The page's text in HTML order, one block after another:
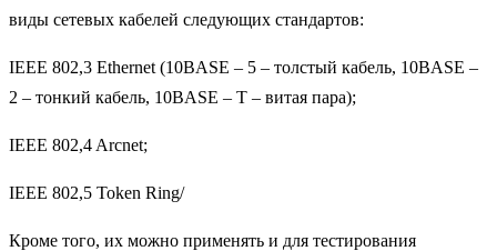
виды сетевых кабелей следующих стандартов:
IEEE 802,3 Ethernet (10BASE – 5 – толстый кабель, 10BASE –
2 – тонкий кабель, 10BASE – Т – витая пара);
IEEE 802,4 Arcnet;
IEEE 802,5 Token Ring/
Кроме того, их можно применять и для тестирования